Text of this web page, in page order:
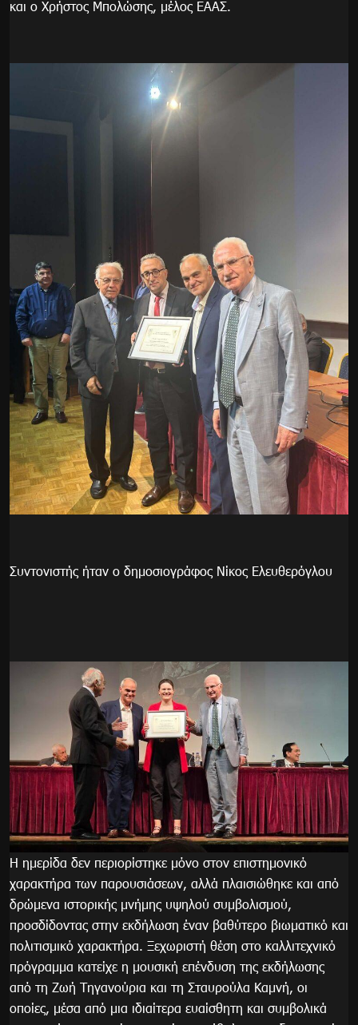
και ο Χρήστος Μπολώσης, μέλος ΕΑΑΣ.
Συντονιστής ήταν ο δημοσιογράφος Νίκος Ελευθερόγλου
Η ημερίδα δεν περιορίστηκε μόνο στον επιστημονικό
χαρακτήρα των παρουσιάσεων, αλλά πλαισιώθηκε και από
δρώμενα ιστορικής μνήμης υψηλού συμβολισμού,
προσδίδοντας στην εκδήλωση έναν βαθύτερο βιωματικό και
πολιτισμικό χαρακτήρα. Ξεχωριστή θέση στο καλλιτεχνικό
πρόγραμμα κατείχε η μουσική επένδυση της εκδήλωσης
από τη Ζωή Τηγανούρια και τη Σταυρούλα Καμνή, οι
οποίες, μέσα από μια ιδιαίτερα ευαίσθητη και συμβολικά